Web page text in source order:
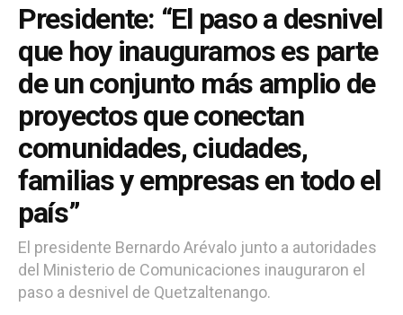
Presidente: “El paso a desnivel
que hoy inauguramos es parte
de un conjunto más amplio de
proyectos que conectan
comunidades, ciudades,
familias y empresas en todo el
país”
El presidente Bernardo Arévalo junto a autoridades
del Ministerio de Comunicaciones inauguraron el
paso a desnivel de Quetzaltenango.